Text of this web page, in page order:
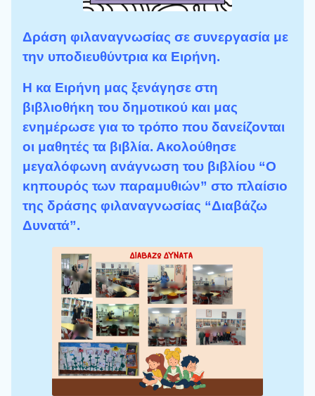
Δράση φιλαναγνωσίας σε συνεργασία με
την υποδιευθύντρια κα Ειρήνη.
Η κα Ειρήνη μας ξενάγησε στη
βιβλιοθήκη του δημοτικού και μας
ενημέρωσε για το τρόπο που δανείζονται
οι μαθητές τα βιβλία. Ακολούθησε
μεγαλόφωνη ανάγνωση του βιβλίου “Ο
κηπουρός των παραμυθιών” στο πλαίσιο
της δράσης φιλαναγνωσίας “Διαβάζω
Δυνατά”.